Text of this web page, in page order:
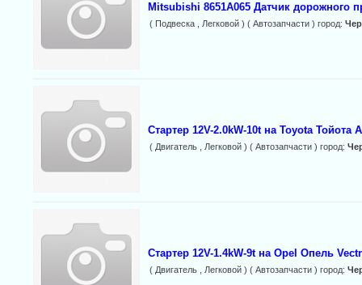
Mitsubishi 8651A065 Датчик дорожного
( Подвеска , Легковой ) ( Автозапчасти ) город:
Стартер 12V-2.0kW-10t на Toyota Тойота
( Двигатель , Легковой ) ( Автозапчасти ) город:
Стартер 12V-1.4kW-9t на Opel Опель
( Двигатель , Легковой ) ( Автозапчасти ) город: